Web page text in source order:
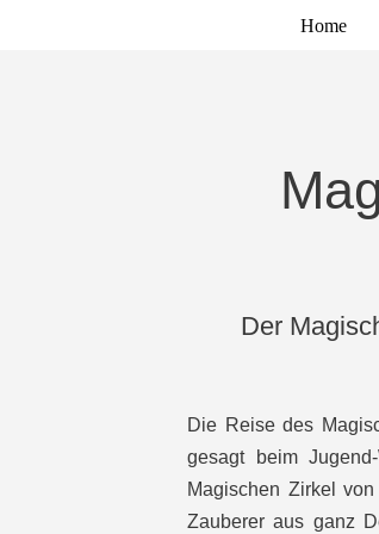
Home
Der
Die Reise des
gesagt beim
Magischen Zirkel
Zauberer aus ganz